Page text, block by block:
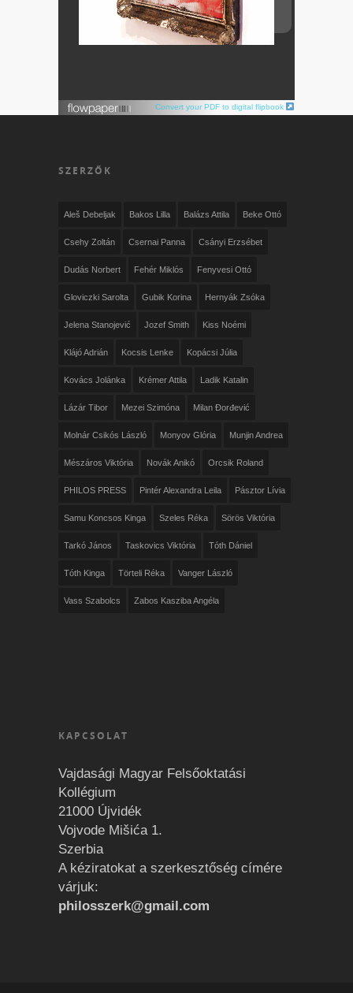
Convert your PDF to digital flipbook
SZERZŐK
Aleš Debeljak Bakos Lilla Balázs Attila Beke Ottó
Csehy Zoltán Csernai Panna Csányi Erzsébet
Dudás Norbert Fehér Miklós Fenyvesi Ottó
Gloviczki Sarolta Gubik Korina Hernyák Zsóka
Jelena Stanojević Jozef Smith Kiss Noémi
Klájó Adrián Kocsis Lenke Kopácsi Júlia
Kovács Jolánka Krémer Attila Ladik Katalin
Lázár Tibor Mezei Szimóna Milan Đorđević
Molnár Csikós László Monyov Glória Munjin Andrea
Mészáros Viktória Novák Anikó Orcsik Roland
PHILOS PRESS Pintér Alexandra Leila Pásztor Lívia
Samu Koncsos Kinga Szeles Réka Sörös Viktória
Tarkó János Taskovics Viktória Tóth Dániel
Tóth Kinga Törteli Réka Vanger László
Vass Szabolcs Zabos Kasziba Angéla
KAPCSOLAT
Vajdasági Magyar Felsőoktatási
Kollégium
21000 Újvidék
Vojvode Mišića 1.
Szerbia
A kéziratokat a szerkesztőség címére
várjuk:
philosszerk@gmail.com